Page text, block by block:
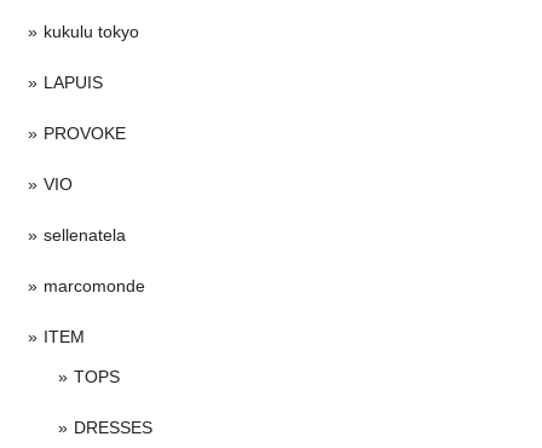
kukulu tokyo
LAPUIS
PROVOKE
VIO
sellenatela
marcomonde
ITEM
TOPS
DRESSES